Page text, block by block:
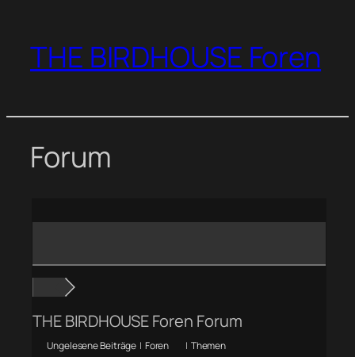
springen
THE BIRDHOUSE Foren
Forum
THE BIRDHOUSE Foren Forum
Ungelesene Beiträge | Foren | Themen